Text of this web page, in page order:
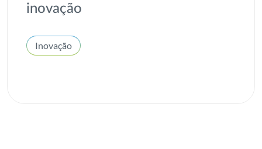
inovação
Inovação